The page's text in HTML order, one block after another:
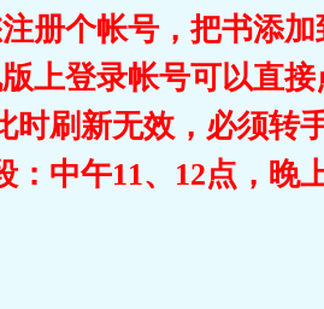
册个帐号，把书添加
上登录帐号可以直
时刷新无效，必须转
：中午11、12点，晚